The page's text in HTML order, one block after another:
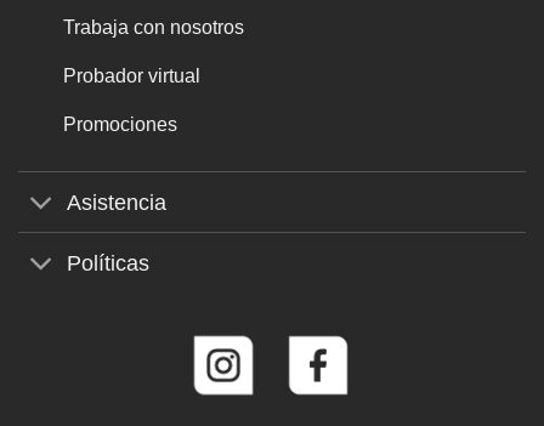
Trabaja con nosotros
Probador virtual
Promociones
Asistencia
Políticas